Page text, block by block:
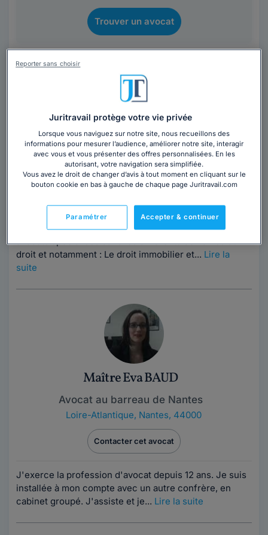
Trouver un avocat
Cabinet CAMBRONNE
Avocat au barreau de Nantes
Loire-Atlantique,Nantes, 44000
Le cabinet d'avocats CAMBRONNE compte plusieurs
avocats spécialisés dans les différents domaines du
droit et notamment : Le droit immobilier et... Lire la
suite
Maître Eva BAUD
Avocat au barreau de Nantes
Loire-Atlantique, Nantes, 44000
Contacter cet avocat
J'exerce la profession d'avocat depuis 12 ans. Je suis
installée à mon compte avec un autre confrère, en
cabinet groupé. J'assiste et je... Lire la suite
Juritravail protège votre vie privée
Lorsque vous naviguez sur notre site, nous recueillons des
informations pour mesurer l’audience, améliorer notre site, interagir
avec vous et vous présenter des offres personnalisées. En les
autorisant, votre navigation sera simplifiée.
Vous avez le droit de changer d’avis à tout moment en cliquant sur le
bouton cookie en bas à gauche de chaque page Juritravail.com
Accepter & continuer
Paramétrer
Reporter sans choisir